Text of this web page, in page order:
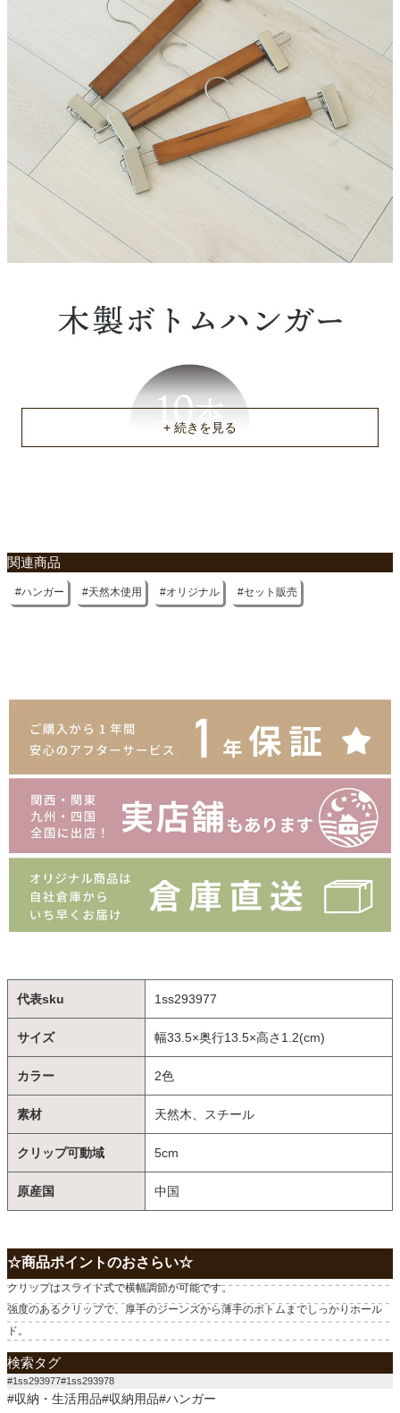
クリップ可動域
原産国
関連商品
ハンガー 天然木使用 オリジナル セット販売
代表sku 1ss293977
サイズ 幅33.5×奥行13.5×高さ1.2(cm)
カラー 2色
素材 天然木、スチール
クリップ可動域 5cm
原産国 中国
☆商品ポイントのおさらい☆
クリップはスライド式で横幅調節が可能です。
強度のあるクリップで、厚手のジーンズから薄手のボトムまでしっかりホール
ド。
検索タグ
#1ss293977#1ss293978
#収納・生活用品#収納用品#ハンガー